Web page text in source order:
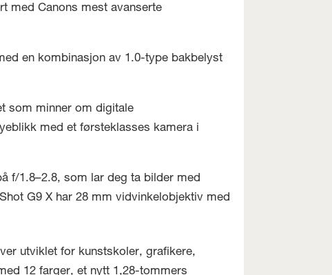
med Canons mest avanserte
en kombinasjon av 1.0-type bakbelyst
som minner om digitale
med et førsteklasses kamera i
f/1.8–2.8, som lar deg ta bilder med
G9 X har 28 mm vidvinkelobjektiv med
utviklet for kunstskoler, grafikere,
12 farger, et nytt 1,28-tommers